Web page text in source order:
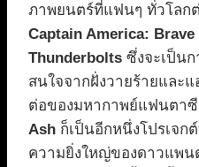
ภาพยนตร์ที่แฟนๆ ทั่วโลก
Captain America:
Thunderbolts ซึ่งจะเป็น
สนใจจากฝั่งวายร้ายและ
ต่อของมหากาพย์แฟนตาซี
Ash ก็เป็นอีกหนึ่งโปรเจ
ความยิ่งใหญ่ของดาวแพน